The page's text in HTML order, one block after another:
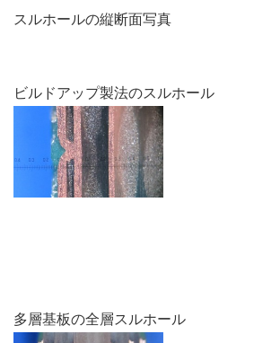
スルホールの縦断面写真
ビルドアップ製法のスルホール
多層基板の全層スルホール